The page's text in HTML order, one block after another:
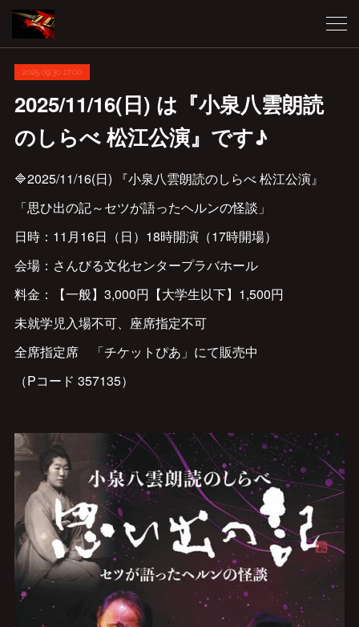
2025.09.30 17:00
2025/11/16(日) は『小泉八雲朗読
のしらべ 松江公演』です♪
🔷2025/11/16(日) 『小泉八雲朗読のしらべ 松江公演』
「思ひ出の記～セツが語ったヘルンの怪談」
日時：11月16日（日）18時開演（17時開場）
会場：さんびる文化センタープラバホール
料金：【一般】3,000円【大学生以下】1,500円
未就学児入場不可、座席指定不可
全席指定席 「チケットぴあ」にて販売中
（Pコード 357135）